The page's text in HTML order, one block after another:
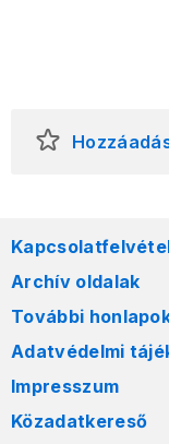
Archív oldalak
További
Adatvédelmi
Impresszum
Közadatkereső